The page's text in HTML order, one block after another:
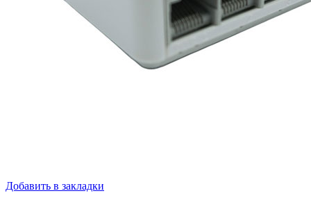
Добавить в закладки